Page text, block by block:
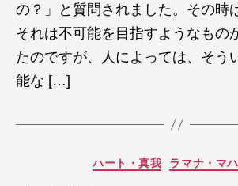
の？」と質問されました。その時
それは不可能を目指すようなもの
たのですが、人によっては、そう
能な […]
カ
ハート・真我 ラマナ・マ